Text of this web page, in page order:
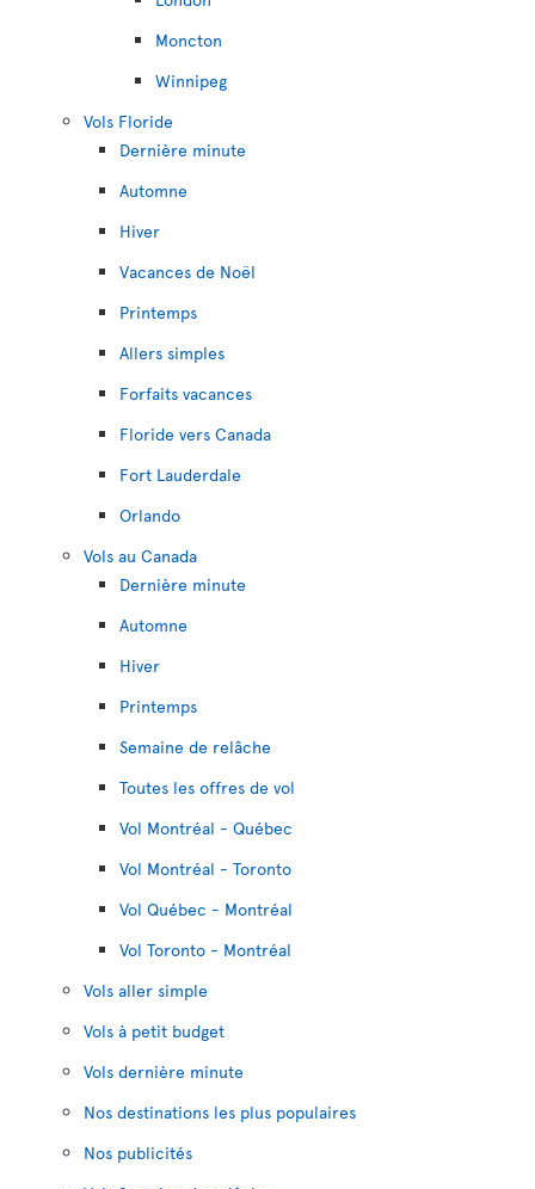
Moncton
Winnipeg
Vols Floride
Dernière minute
Automne
Hiver
Vacances de Noël
Printemps
Allers simples
Forfaits vacances
Floride vers Canada
Fort Lauderdale
Orlando
Vols au Canada
Dernière minute
Automne
Hiver
Printemps
Semaine de relâche
Toutes les offres de vol
Vol Montréal - Québec
Vol Montréal - Toronto
Vol Québec - Montréal
Vol Toronto - Montréal
Vols aller simple
Vols à petit budget
Vols dernière minute
Nos destinations les plus populaires
Nos publicités